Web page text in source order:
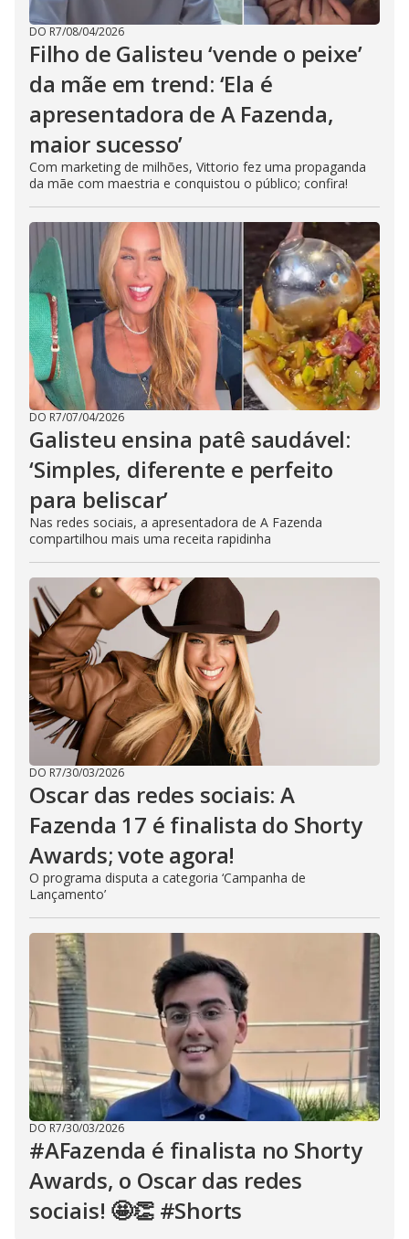
DO R7/08/04/2026
Filho de Galisteu ‘vende o peixe’
da mãe em trend: ‘Ela é
apresentadora de A Fazenda,
maior sucesso’
Com marketing de milhões, Vittorio fez uma propaganda
da mãe com maestria e conquistou o público; confira!
DO R7/07/04/2026
Galisteu ensina patê saudável:
‘Simples, diferente e perfeito
para beliscar’
Nas redes sociais, a apresentadora de A Fazenda
compartilhou mais uma receita rapidinha
DO R7/30/03/2026
Oscar das redes sociais: A
Fazenda 17 é finalista do Shorty
Awards; vote agora!
O programa disputa a categoria ‘Campanha de
Lançamento’
DO R7/30/03/2026
#AFazenda é finalista no Shorty
Awards, o Oscar das redes
sociais! 🤩👏 #Shorts